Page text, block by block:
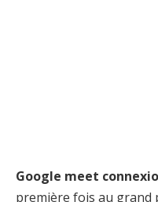
Google meet
première fois au grand